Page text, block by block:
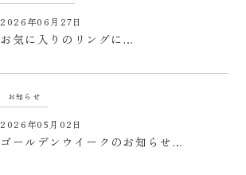
2026年06月27日
お気に入りのリングに…
お知らせ
2026年05月02日
ゴールデンウイークのお知らせ…